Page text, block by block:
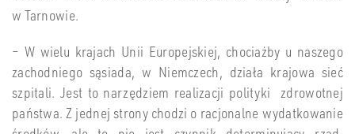
w Tarnowie.
– W wielu krajach Unii Europejskiej, chociażby u naszego
zachodniego sąsiada, w Niemczech, działa krajowa sieć
szpitali. Jest to narzędziem realizacji polityki zdrowotnej
państwa. Z jednej strony chodzi o racjonalne wydatkowanie